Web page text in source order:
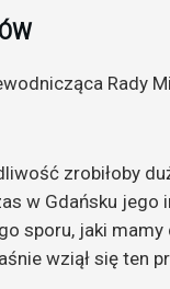
Rady
zrobiłoby
w Gdańsku
sporu, jaki
wziął się ten